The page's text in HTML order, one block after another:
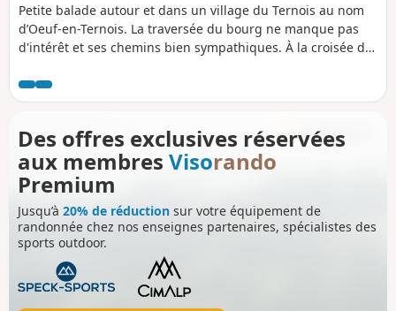
Petite balade autour et dans un village du Ternois au nom
d’Oeuf-en-Ternois. La traversée du bourg ne manque pas
d'intérêt et ses chemins bien sympathiques. À la croisée du
quelques chevreuils.
Des offres exclusives réservées
aux membres Visorando
Premium
Jusqu’à 20% de réduction sur votre équipement de
randonnée chez nos enseignes partenaires, spécialistes des
sports outdoor.